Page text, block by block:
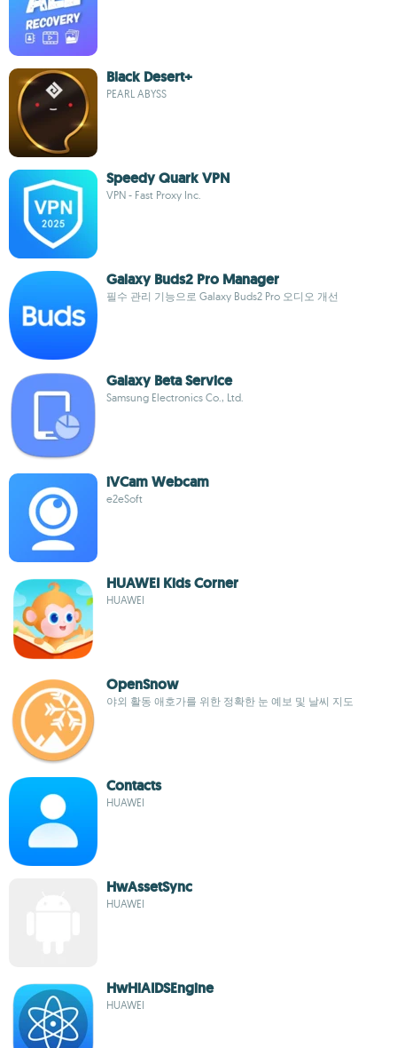
Black Desert+
PEARL ABYSS
Speedy Quark VPN
VPN - Fast Proxy Inc.
Galaxy Buds2 Pro Manager
필수 관리 기능으로 Galaxy Buds2 Pro 오디오 개선
Galaxy Beta Service
Samsung Electronics Co., Ltd.
iVCam Webcam
e2eSoft
HUAWEI Kids Corner
HUAWEI
OpenSnow
야외 활동 애호가를 위한 정확한 눈 예보 및 날씨 지도
Contacts
HUAWEI
HwAssetSync
HUAWEI
HwHiAIDSEngine
HUAWEI